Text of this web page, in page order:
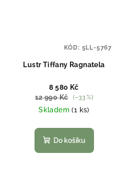
Lustr Tiffany Ragnatela
8 580 Kč
12 990 Kč
(–33 %)
Skladem(1 ks)
Do košíku
KÓD: 5LL-5767